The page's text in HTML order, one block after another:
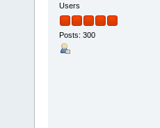
Users
Posts: 300